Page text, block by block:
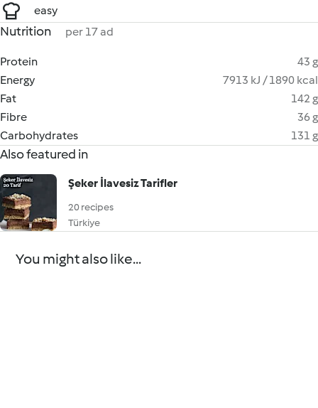
easy
Nutrition per 17 ad
Protein
43 g
Energy
7913 kJ / 1890 kcal
Fat
142 g
Fibre
36 g
Carbohydrates
131 g
Also featured in
Şeker İlavesiz Tarifler
20 recipes
Türkiye
You might also like...